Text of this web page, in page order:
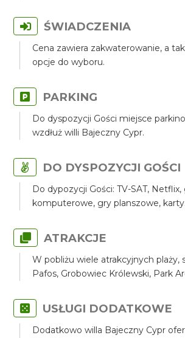
ŚWIADCZENIA
Cena zawiera zakwaterowanie, a
opcje do wyboru.
PARKING
Do dyspozycji Gości miejsce
wzdłuż willi Bajeczny Cypr.
DO DYSPOZYCJI GOŚCI
Do dypozycji Gości: TV-SAT, Netflix,
komputerowe, gry planszowe, karty.
ATRAKCJE
W pobliżu wiele atrakcyjnych plaży,
Pafos, Grobowiec Królewski, Park
USŁUGI DODATKOWE
Dodatkowo willa Bajeczny Cypr